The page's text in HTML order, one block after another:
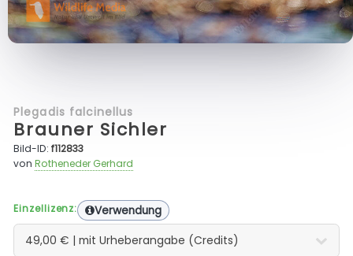
Plegadis falcinellus
Brauner Sichler
Bild-ID:f112833
vonRotheneder Gerhard
Einzellizenz: Verwendung